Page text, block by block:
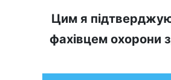
Цим я
фахівцем охорони